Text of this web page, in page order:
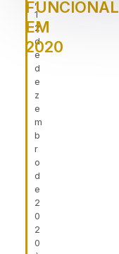
1
2
d
e
d
e
z
e
m
b
r
o
d
e
2
0
2
0
FUNCIONAL
EM
2020